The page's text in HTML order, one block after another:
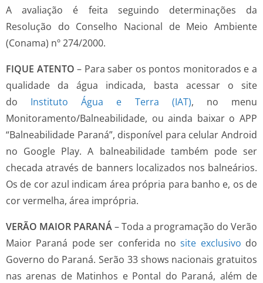
A avaliação é feita seguindo determinações da
Resolução do Conselho Nacional de Meio Ambiente
(Conama) nº 274/2000.
FIQUE ATENTO– Para saber os pontos monitorados e a
qualidade da água indicada, basta acessar o site
do Instituto Água e Terra (IAT), no menu
Monitoramento/Balneabilidade, ou ainda baixar o APP
“Balneabilidade Paraná”, disponível para celular Android
no Google Play. A balneabilidade também pode ser
checada através de banners localizados nos balneários.
Os de cor azul indicam área própria para banho e, os de
cor vermelha, área imprópria.
VERÃO MAIOR PARANÁ– Toda a programação do Verão
Maior Paraná pode ser conferida nosite exclusivo do
Governo do Paraná. Serão 33 shows nacionais gratuitos
nas arenas de Matinhos e Pontal do Paraná, além de